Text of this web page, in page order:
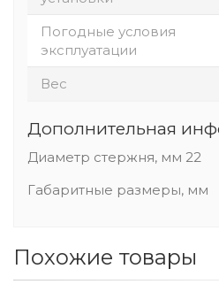
Погодные условия
эксплуатации
Вес
Дополнительная
Диаметр стержня, мм 22
Габаритные размеры, мм
Похожие товары